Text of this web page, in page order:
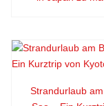
Strandurlaub